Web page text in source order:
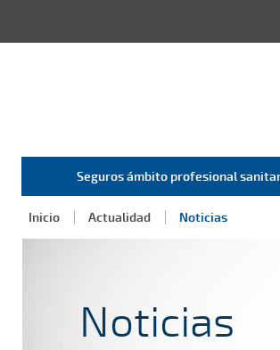
Seguros ámbito profesional
Inicio Actualidad Noticias
Noticias